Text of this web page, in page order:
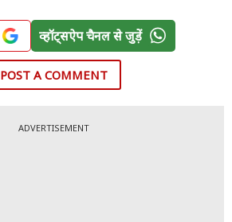
व्हॉट्सऐप चैनल से जुड़ें
POST A COMMENT
ADVERTISEMENT